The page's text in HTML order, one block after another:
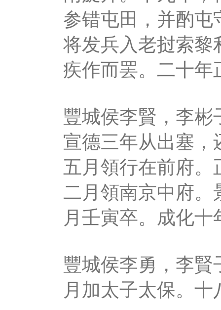
参错屯田，并酌屯
将发兵入老挝索黎
疾作而罢。二十年
豐城侯李賢，李
宣德三年从出塞，
五月領行在前府
二月領南京中府。
月壬寅卒。成化
豐城侯李勇，李
月加太子太保。